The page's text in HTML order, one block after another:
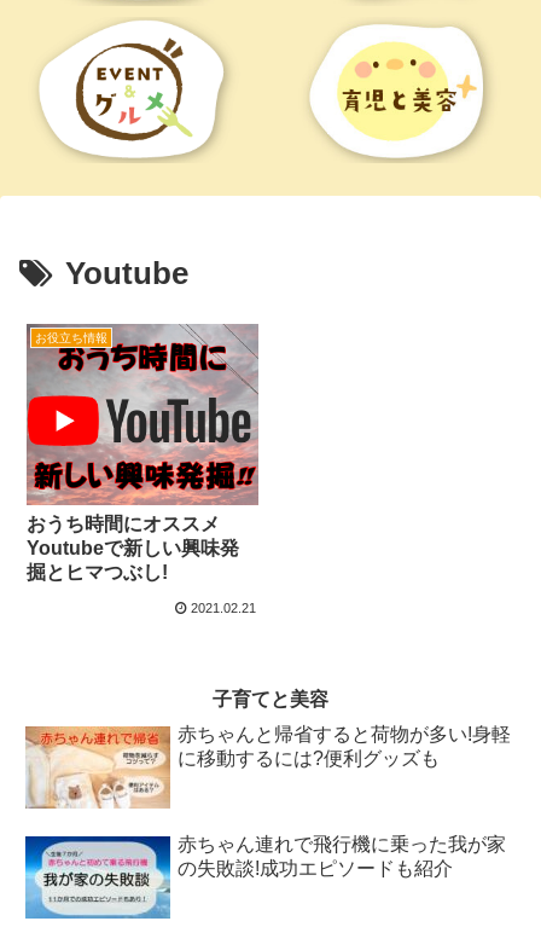
Youtube
お役立ち情報
おうち時間にオススメ
Youtubeで新しい興味発
掘とヒマつぶし!
2021.02.21
子育てと美容
赤ちゃんと帰省すると荷物が多い!身軽
に移動するには?便利グッズも
赤ちゃん連れで飛行機に乗った我が家
の失敗談!成功エピソードも紹介